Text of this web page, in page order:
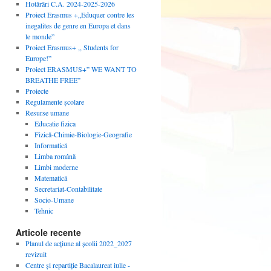
Hotărâri C.A. 2024-2025-2026
Proiect Erasmus +„Eduquer contre les
inegalites de genre en Europa et dans
le monde”
Proiect Erasmus+ ,, Students for
Europe!”
Proiect ERASMUS+” WE WANT TO
BREATHE FREE”
Proiecte
Regulamente școlare
Resurse umane
Educatie fizica
Fizică-Chimie-Biologie-Geografie
Informatică
Limba română
Limbi moderne
Matematică
Secretariat-Contabilitate
Socio-Umane
Tehnic
Articole recente
Planul de acțiune al școlii 2022_2027
revizuit
Centre și repartiție Bacalaureat iulie -